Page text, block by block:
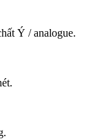
Ý / analogue.